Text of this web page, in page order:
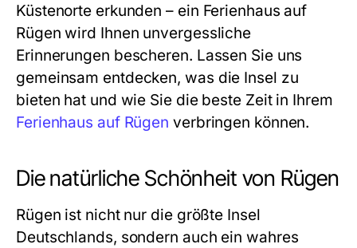
Küstenorte erkunden – ein Ferienhaus auf
Rügen wird Ihnen unvergessliche
Erinnerungen bescheren. Lassen Sie uns
gemeinsam entdecken, was die Insel zu
bieten hat und wie Sie die beste Zeit in Ihrem
Ferienhaus auf Rügen verbringen können.
Die natürliche Schönheit von Rügen
Rügen ist nicht nur die größte Insel
Deutschlands, sondern auch ein wahres